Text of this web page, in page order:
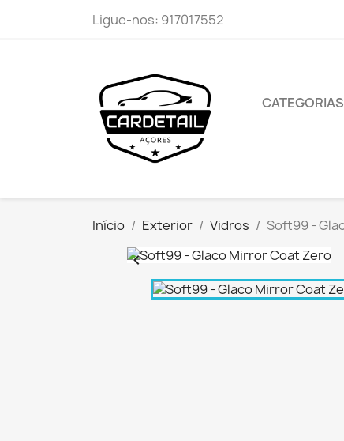
Ligue-nos: 917017552
CATEGORIAS
Início Exterior Vidros Soft99 -
